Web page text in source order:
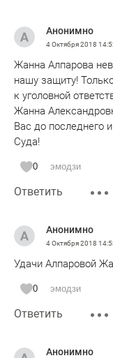
Анонимно
4 Октября 2018
Жанна Алпарова
нашу защиту!
к уголовной
Жанна
Вас до последнего
Суда!
0 эмодзи
Ответить
Анонимно
4 Октября 2018
Удачи Алпаровой
0 эмодзи
Ответить
Анонимно